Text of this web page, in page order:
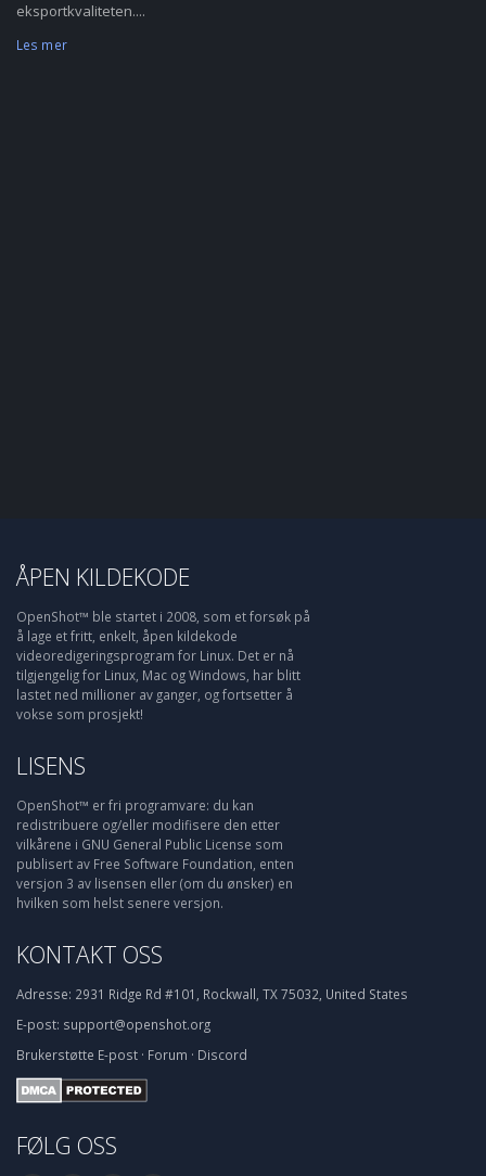
eksportkvaliteten....
Les mer
ÅPEN KILDEKODE
OpenShot™ ble startet i 2008, som et forsøk på
å lage et fritt, enkelt, åpen kildekode
videoredigeringsprogram for Linux. Det er nå
tilgjengelig for Linux, Mac og Windows, har blitt
lastet ned millioner av ganger, og fortsetter å
vokse som prosjekt!
LISENS
OpenShot™ er fri programvare: du kan
redistribuere og/eller modifisere den etter
vilkårene i GNU General Public License som
publisert av Free Software Foundation, enten
versjon 3 av lisensen eller (om du ønsker) en
hvilken som helst senere versjon.
KONTAKT OSS
Adresse: 2931 Ridge Rd #101, Rockwall, TX 75032, United States
E-post: support@openshot.org
Brukerstøtte E-post · Forum · Discord
FØLG OSS